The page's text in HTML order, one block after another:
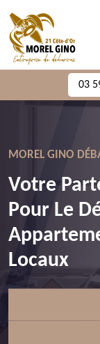
03
MOREL GINO
Votre
Pour Le
Locaux